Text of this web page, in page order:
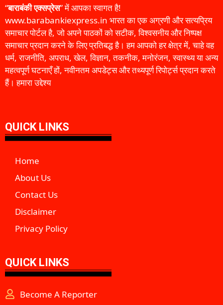
“बाराबंकी एक्सप्रेस” में आपका स्वागत है!
www.barabankiexpress.in भारत का एक अग्रणी और सत्यप्रिय
समाचार पोर्टल है, जो अपने पाठकों को सटीक, विश्वसनीय और निष्पक्ष
समाचार प्रदान करने के लिए प्रतिबद्ध है। हम आपको हर क्षेत्र में, चाहे वह
धर्म, राजनीति, अपराध, खेल, विज्ञान, तकनीक, मनोरंजन, स्वास्थ्य या अन्य
महत्वपूर्ण घटनाएँ हों, नवीनतम अपडेट्स और तथ्यपूर्ण रिपोर्ट्स प्रदान करते
हैं। हमारा उद्देश्य
QUICK LINKS
Home
About Us
Contact Us
Disclaimer
Privacy Policy
QUICK LINKS
Become A Reporter